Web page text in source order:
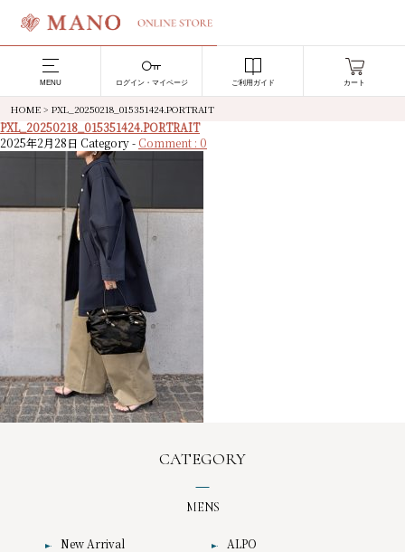
MENU ログイン・マイページ ご利用ガイド カート
HOME > PXL_20250218_015351424.PORTRAIT
PXL_20250218_015351424.PORTRAIT
2025年2月28日 Category - Comment : 0
CATEGORY
MENS
New Arrival
ALPO